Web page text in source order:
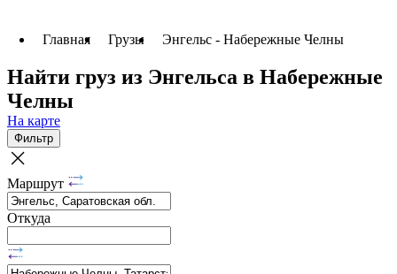
Главная Грузы Энгельс - Набережные Челны
Найти груз из Энгельса в Набережные
Челны
На карте
Фильтр
Маршрут
Откуда